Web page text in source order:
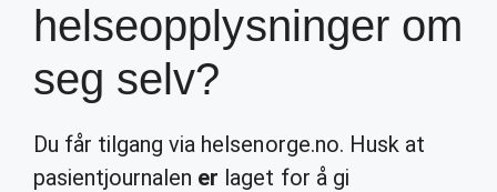
helseopplysninger om
seg selv?
Du får tilgang via helsenorge.no. Husk at
pasientjournalen er laget for å gi